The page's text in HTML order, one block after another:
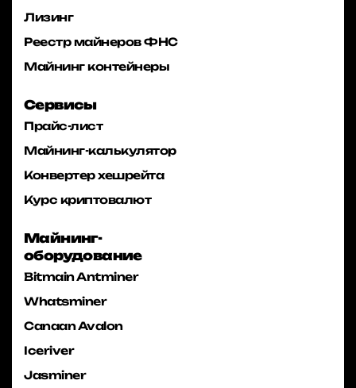
Лизинг
Реестр майнеров ФНС
Майнинг контейнеры
Сервисы
Прайс-лист
Майнинг-калькулятор
Конвертер хешрейта
Курс криптовалют
Майнинг-
оборудование
Bitmain Antminer
Whatsminer
Canaan Avalon
Iceriver
Jasminer